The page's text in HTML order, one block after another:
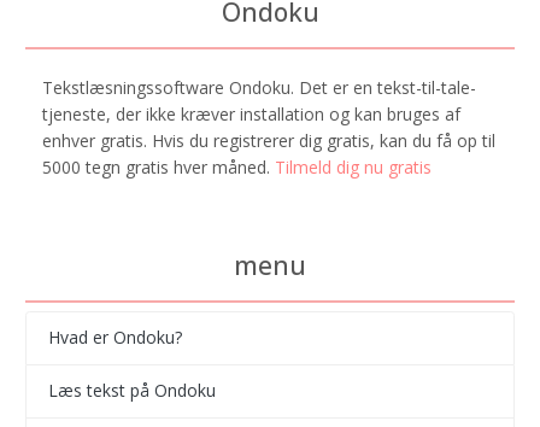
Ondoku
Tekstlæsningssoftware Ondoku. Det er en tekst-til-tale-
tjeneste, der ikke kræver installation og kan bruges af
enhver gratis. Hvis du registrerer dig gratis, kan du få op til
5000 tegn gratis hver måned. Tilmeld dig nu gratis
menu
Hvad er Ondoku?
Læs tekst på Ondoku